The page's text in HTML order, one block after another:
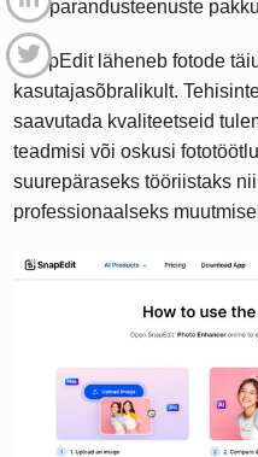
pildiparandusteenuste
SnapEdit läheneb fotode
kasutajasõbralikult.
saavutada kvaliteetseid
teadmisi või oskusi
suurepäraseks tööriistaks
professionaalseks